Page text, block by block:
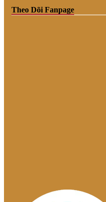
Theo Dõi Fanpage